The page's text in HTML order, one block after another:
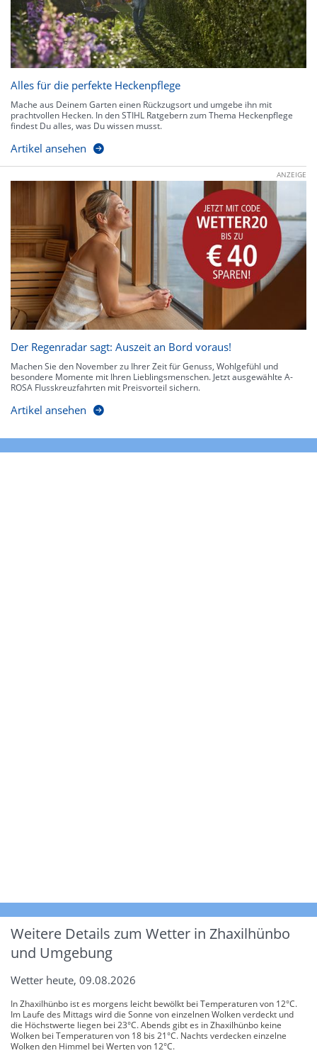
Alles für die perfekte Heckenpflege
Mache aus Deinem Garten einen Rückzugsort und umgebe ihn mit
prachtvollen Hecken. In den STIHL Ratgebern zum Thema Heckenpflege
findest Du alles, was Du wissen musst.
Artikel ansehen
ANZEIGE
Der Regenradar sagt: Auszeit an Bord voraus!
Machen Sie den November zu Ihrer Zeit für Genuss, Wohlgefühl und
besondere Momente mit Ihren Lieblingsmenschen. Jetzt ausgewählte A-
ROSA Flusskreuzfahrten mit Preisvorteil sichern.
Artikel ansehen
Weitere Details zum Wetter in Zhaxilhünbo
und Umgebung
Wetter heute, 09.08.2026
In Zhaxilhünbo ist es morgens leicht bewölkt bei Temperaturen von 12°C.
Im Laufe des Mittags wird die Sonne von einzelnen Wolken verdeckt und
die Höchstwerte liegen bei 23°C. Abends gibt es in Zhaxilhünbo keine
Wolken bei Temperaturen von 18 bis 21°C. Nachts verdecken einzelne
Wolken den Himmel bei Werten von 12°C.